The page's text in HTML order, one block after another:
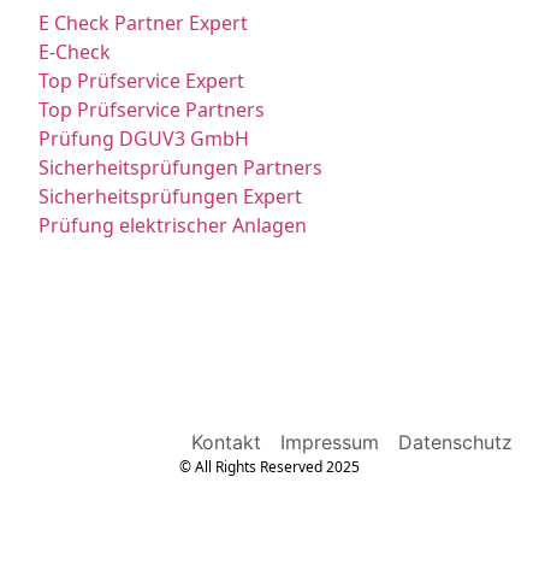
E Check Partner Expert
E-Check
Top Prüfservice Expert
Top Prüfservice Partners
Prüfung DGUV3 GmbH
Sicherheitsprüfungen Partners
Sicherheitsprüfungen Expert
Prüfung elektrischer Anlagen
Kontakt Impressum Datenschutz
© All Rights Reserved 2025